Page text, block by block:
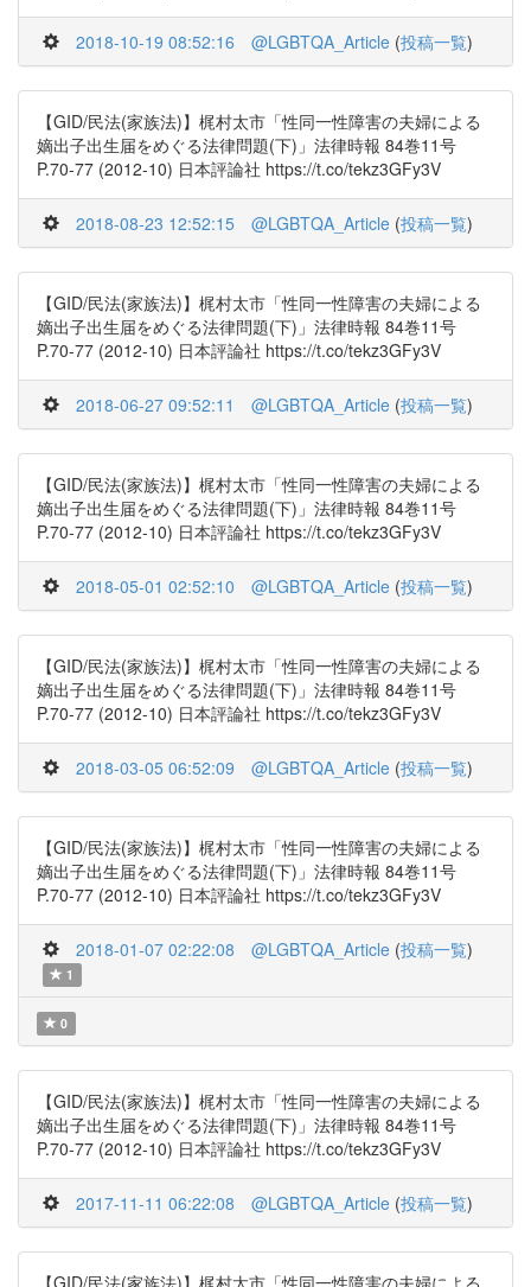
2018-10-19 08:52:16 @LGBTQA_Article (投稿一覧)
【GID/民法(家族法)】梶村太市「性同一性障害の夫婦による
嫡出子出生届をめぐる法律問題(下)」法律時報 84巻11号
P.70-77 (2012-10) 日本評論社 https://t.co/tekz3GFy3V
2018-08-23 12:52:15 @LGBTQA_Article (投稿一覧)
【GID/民法(家族法)】梶村太市「性同一性障害の夫婦による
嫡出子出生届をめぐる法律問題(下)」法律時報 84巻11号
P.70-77 (2012-10) 日本評論社 https://t.co/tekz3GFy3V
2018-06-27 09:52:11 @LGBTQA_Article (投稿一覧)
【GID/民法(家族法)】梶村太市「性同一性障害の夫婦による
嫡出子出生届をめぐる法律問題(下)」法律時報 84巻11号
P.70-77 (2012-10) 日本評論社 https://t.co/tekz3GFy3V
2018-05-01 02:52:10 @LGBTQA_Article (投稿一覧)
【GID/民法(家族法)】梶村太市「性同一性障害の夫婦による
嫡出子出生届をめぐる法律問題(下)」法律時報 84巻11号
P.70-77 (2012-10) 日本評論社 https://t.co/tekz3GFy3V
2018-03-05 06:52:09 @LGBTQA_Article (投稿一覧)
【GID/民法(家族法)】梶村太市「性同一性障害の夫婦による
嫡出子出生届をめぐる法律問題(下)」法律時報 84巻11号
P.70-77 (2012-10) 日本評論社 https://t.co/tekz3GFy3V
2018-01-07 02:22:08 @LGBTQA_Article (投稿一覧)
1
0
【GID/民法(家族法)】梶村太市「性同一性障害の夫婦による
嫡出子出生届をめぐる法律問題(下)」法律時報 84巻11号
P.70-77 (2012-10) 日本評論社 https://t.co/tekz3GFy3V
2017-11-11 06:22:08 @LGBTQA_Article (投稿一覧)
【GID/民法(家族法)】梶村太市「性同一性障害の夫婦による